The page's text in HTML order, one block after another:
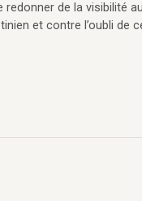
de la visibilité
et contre l’oubli de